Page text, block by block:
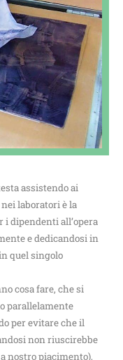
assistendo ai
laboratori è la
i dipendenti all’opera
e dedicandosi in
quel singolo
cosa fare, che si
parallelamente
per evitare che il
non riuscirebbe
nostro piacimento),